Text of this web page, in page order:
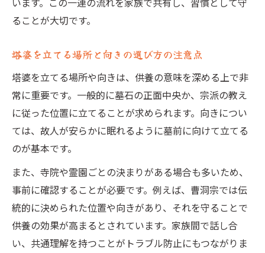
ることが大切です。
塔婆を立てる場所と向きの選び方の注意点
塔婆を立てる場所や向きは、供養の意味を深める上で非
常に重要です。一般的に墓石の正面中央か、宗派の教え
に従った位置に立てることが求められます。向きについ
ては、故人が安らかに眠れるように墓前に向けて立てる
のが基本です。
また、寺院や霊園ごとの決まりがある場合も多いため、
事前に確認することが必要です。例えば、曹洞宗では伝
統的に決められた位置や向きがあり、それを守ることで
供養の効果が高まるとされています。家族間で話し合
い、共通理解を持つことがトラブル防止にもつながりま